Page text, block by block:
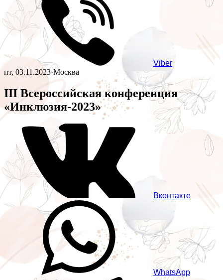
Viber
пт, 03.11.2023·Москва
III Всероссийская конференция
«Инклюзия-2023»
Вконтакте
WhatsApp